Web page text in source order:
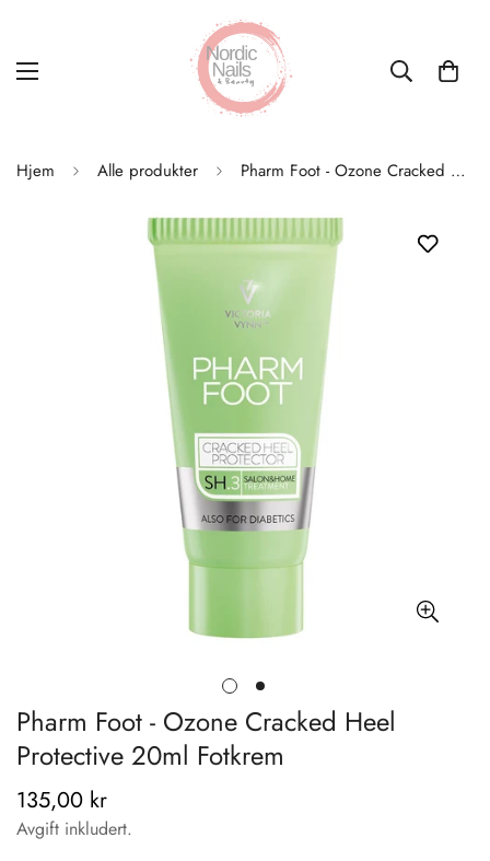
Hjem Alle produkter Pharm Foot - Ozone Cracked Heel Protective 20ml Fotkrem
Pharm Foot - Ozone Cracked Heel
Protective 20ml Fotkrem
Vanlig
pris
135,00 kr
Avgift inkludert.